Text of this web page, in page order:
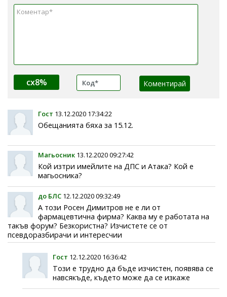
cx8%
Гост 13.12.2020 17:34:22
Обещанията бяха за 15.12.
Магьосник 13.12.2020 09:27:42
Кой изтри имейлите на ДПС и Атака? Кой е
магьосника?
до БЛС 12.12.2020 09:32:49
А този Росен Димитров не е ли от
фармацевтична фирма? Каква му е работата на
такъв форум? Безкористна? Изчистете се от
псевдоразбирачи и интересчии
Гост 12.12.2020 16:36:42
Този е трудно да бъде изчистен, появява се
навсякъде, където може да се изкаже